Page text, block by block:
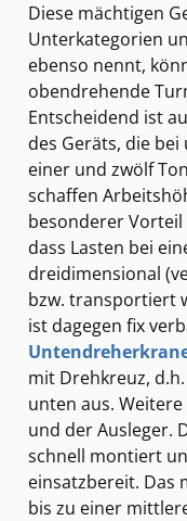
Diese mächtigen
Unterkategorien
ebenso nennt,
obendrehende
Entscheidend ist
des Geräts, die
einer und zwölf
schaffen
besonderer Vorteil
dass Lasten bei
dreidimensional
bzw. transportiert
ist dagegen fix
mit Drehkreuz,
unten aus.
und der Ausleger.
schnell montiert
einsatzbereit. Das
bis zu einer